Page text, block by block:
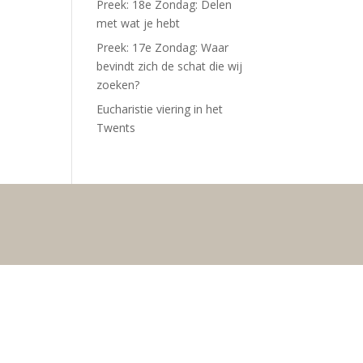
Preek: 18e Zondag: Delen
met wat je hebt
Preek: 17e Zondag: Waar
bevindt zich de schat die wij
zoeken?
Eucharistie viering in het
Twents